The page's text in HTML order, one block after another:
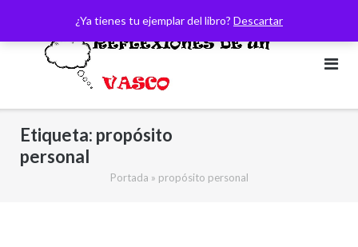
¿Ya tienes tu ejemplar del libro? Descartar
contenido
Etiqueta: propósito
personal
Portada » propósito personal